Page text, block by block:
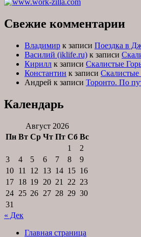
Свежие комментарии
Владимир к записи Поездка в
Василий (iklife.ru) к записи
Кирилл к записи Скалистые
Константин к записи Скалистые
Андрей к записи Торонто. По
Календарь
Август 2026
Пн Вт Ср Чт Пт Сб Вс
1
2
3
4 5 6 7 8
9
10 11 12 13 14 15 16
17 18 19 20 21 22 23
24 25 26 27 28 29 30
31
« Дек
Главная страница